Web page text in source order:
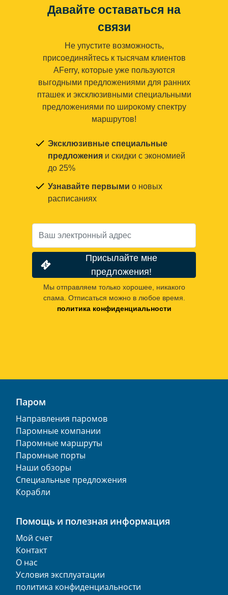
Давайте оставаться на
связи
Не упустите возможность,
присоединяйтесь к тысячам клиентов
AFerry, которые уже пользуются
выгодными предложениями для ранних
пташек и эксклюзивными специальными
предложениями по широкому спектру
маршрутов!
Эксклюзивные специальные
предложения и скидки с экономией
до 25%
Узнавайте первыми о новых
расписаниях
Присылайте мне
предложения!
Мы отправляем только хорошее, никакого
спама. Отписаться можно в любое время.
политика конфиденциальности
Паром
Направления паромов
Паромные компании
Паромные маршруты
Паромные порты
Наши обзоры
Специальные предложения
Корабли
Помощь и полезная информация
Мой счет
Контакт
О нас
Условия эксплуатации
политика конфиденциальности